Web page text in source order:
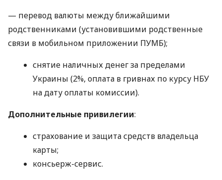
— перевод валюты между ближайшими
родственниками (установившими родственные
связи в мобильном приложении ПУМБ);
снятие наличных денег за пределами
Украины (2%, оплата в гривнах по курсу НБУ
на дату оплаты комиссии).
Дополнительные привилегии:
страхование и защита средств владельца
карты;
консьерж-сервис.